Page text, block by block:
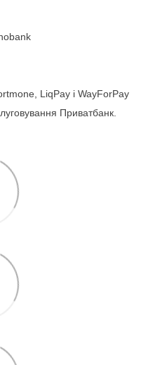
LiqPay і WayForPay
Приватбанк.